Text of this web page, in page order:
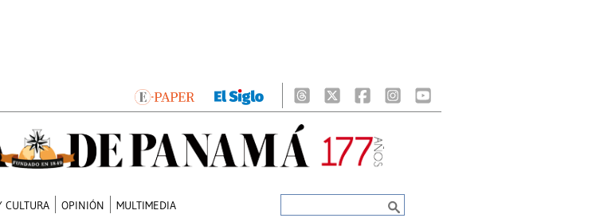
CULTURA OPINIÓN MULTIMEDIA